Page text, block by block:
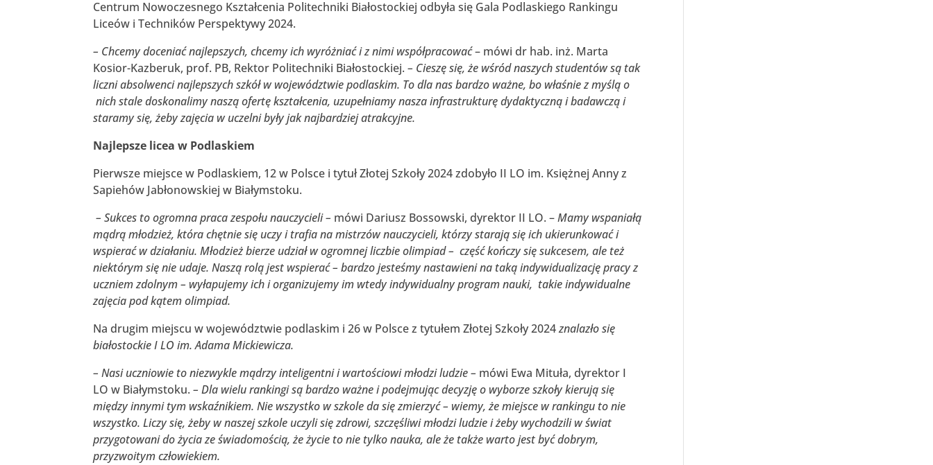
Centrum Nowoczesnego Kształcenia Politechniki Białostockiej odbyła się Gala Podlaskiego Rankingu
Liceów i Techników Perspektywy 2024.
– Chcemy doceniać najlepszych, chcemy ich wyróżniać i z nimi współpracować– mówi dr hab. inż. Marta
Kosior-Kazberuk, prof. PB, Rektor Politechniki Białostockiej.– Cieszę się, że wśród naszych studentów są tak
liczni absolwenci najlepszych szkół w województwie podlaskim. To dla nas bardzo ważne, bo właśnie z myślą o
nich stale doskonalimy naszą ofertę kształcenia, uzupełniamy nasza infrastrukturę dydaktyczną i badawczą i
staramy się, żeby zajęcia w uczelni były jak najbardziej atrakcyjne.
Najlepsze licea w Podlaskiem
Pierwsze miejsce w Podlaskiem, 12 w Polsce i tytuł Złotej Szkoły 2024 zdobyło II LO im. Księżnej Anny z
Sapiehów Jabłonowskiej w Białymstoku.
– Sukces to ogromna praca zespołu nauczycieli – mówi Dariusz Bossowski, dyrektor II LO. –Mamy wspaniałą
mądrą młodzież, która chętnie się uczy i trafia na mistrzów nauczycieli, którzy starają się ich ukierunkować i
wspierać w działaniu. Młodzież bierze udział w ogromnej liczbie olimpiad – część kończy się sukcesem, ale też
niektórym się nie udaje. Naszą rolą jest wspierać – bardzo jesteśmy nastawieni na taką indywidualizację pracy z
uczniem zdolnym – wyłapujemy ich i organizujemy im wtedy indywidualny program nauki, takie indywidualne
zajęcia pod kątem olimpiad.
Na drugim miejscu w województwie podlaskim i 26 w Polsce z tytułem Złotej Szkoły 2024znalazło się
białostockie I LO im. Adama Mickiewicza.
– Nasi uczniowie to niezwykle mądrzy inteligentni i wartościowi młodzi ludzie – mówi Ewa Mituła, dyrektor I
LO w Białymstoku.– Dla wielu rankingi są bardzo ważne i podejmując decyzję o wyborze szkoły kierują się
między innymi tym wskaźnikiem. Nie wszystko w szkole da się zmierzyć – wiemy, że miejsce w rankingu to nie
wszystko. Liczy się, żeby w naszej szkole uczyli się zdrowi, szczęśliwi młodzi ludzie i żeby wychodzili w świat
przygotowani do życia ze świadomością, że życie to nie tylko nauka, ale że także warto jest być dobrym,
przyzwoitym człowiekiem.